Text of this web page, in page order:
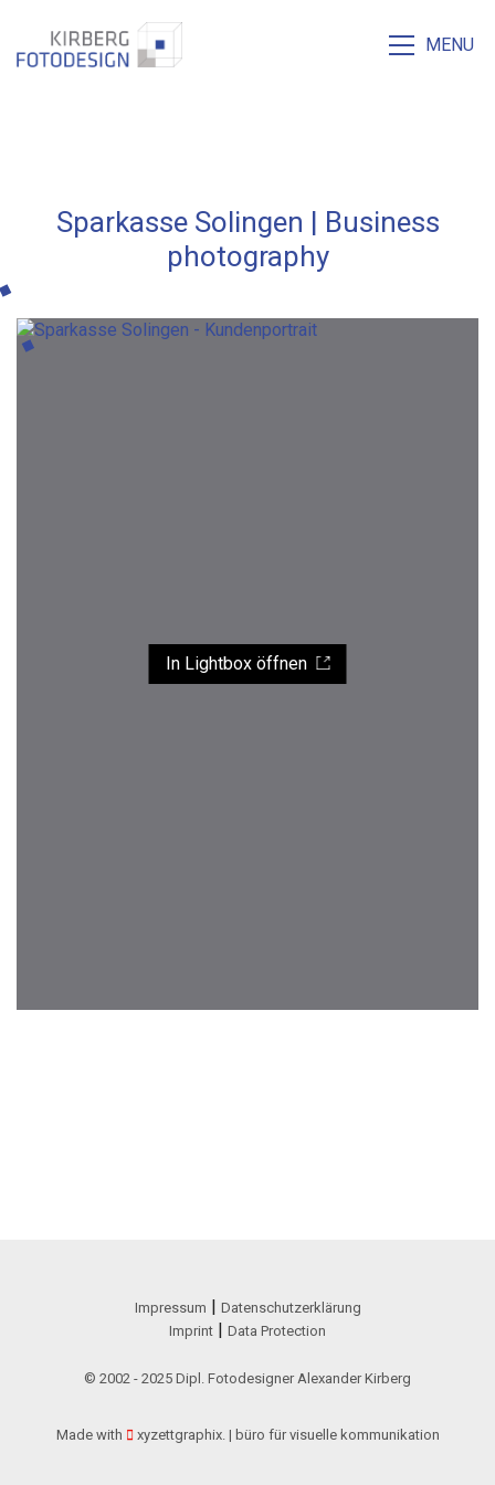
MENU
Sparkasse Solingen | Business
photography
In Lightbox öffnen
Impressum
Datenschutzerklärung
Imprint
Data Protection
© 2002 - 2025 Dipl. Fotodesigner Alexander Kirberg
Made with xyzettgraphix. | büro für visuelle kommunikation